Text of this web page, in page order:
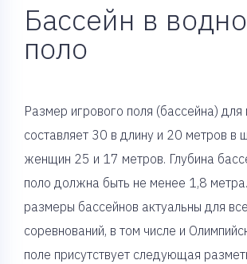
Бассейн в
поло
Размер игрового поля (бассейна)
составляет 30 в длину и 20 метров в
женщин 25 и 17 метров. Глубина
поло должна быть не менее 1,8
размеры бассейнов актуальны для
соревнований, в том числе и
поле присутствует следующая